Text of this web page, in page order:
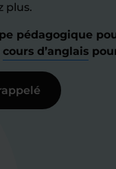
plus.
pédagogique
cours d’anglais